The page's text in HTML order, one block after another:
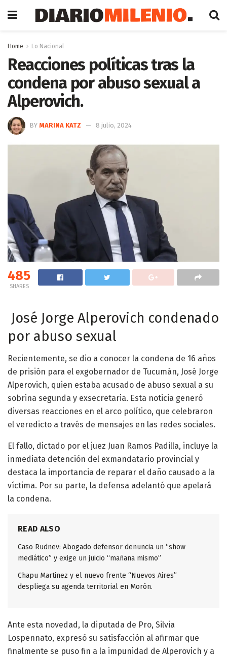
Home Lo Nacional
Reacciones políticas tras la
condena por abuso sexual a
Alperovich.
BY MARINA KATZ 8 julio, 2024
485
SHARES
José Jorge Alperovich condenado
por abuso sexual
Recientemente, se dio a conocer la condena de 16 años
de prisión para el exgobernador de Tucumán, José Jorge
Alperovich, quien estaba acusado de abuso sexual a su
sobrina segunda y exsecretaria. Esta noticia generó
diversas reacciones en el arco político, que celebraron
el veredicto a través de mensajes en las redes sociales.
El fallo, dictado por el juez Juan Ramos Padilla, incluye la
inmediata detención del exmandatario provincial y
destaca la importancia de reparar el daño causado a la
víctima. Por su parte, la defensa adelantó que apelará
la condena.
READ ALSO
Caso Rudnev: Abogado defensor denuncia un “show
mediático” y exige un juicio “mañana mismo”
Chapu Martinez y el nuevo frente “Nuevos Aires”
despliega su agenda territorial en Morón.
Ante esta novedad, la diputada de Pro, Silvia
Lospennato, expresó su satisfacción al afirmar que
finalmente se puso fin a la impunidad de Alperovich y a